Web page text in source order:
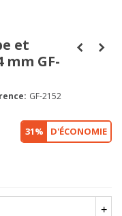
et
mm GF-
GF-2152
31% D'ÉCONOMIE
+